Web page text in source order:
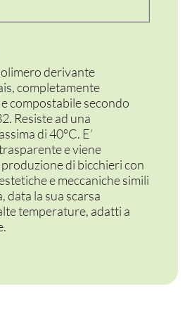
derivante
completamente
compostabile secondo
Resiste ad una
di 40°C. E’
e viene
di bicchieri con
e meccaniche simili
data la sua scarsa
temperature, adatti a